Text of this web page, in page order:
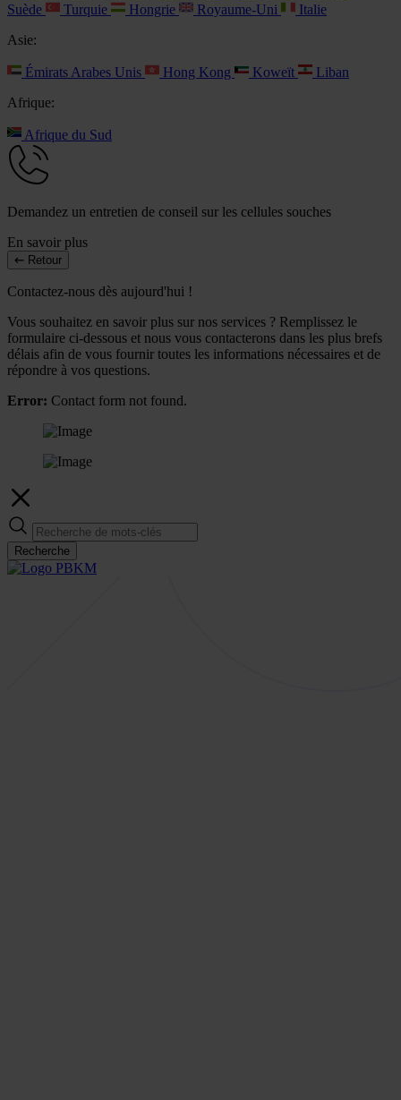
Suède
Turquie Hongrie Royaume-Uni
Italie
Asie:
Émirats Arabes Unis Hong Kong Koweït
Liban
Afrique:
Afrique du Sud
Demandez un entretien de conseil sur les cellules souches
En savoir plus
Retour
Contactez-nous dès aujourd'hui !
Vous souhaitez en savoir plus sur nos services ? Remplissez le
formulaire ci-dessous et nous vous contacterons dans les plus brefs
délais afin de vous fournir toutes les informations nécessaires et de
répondre à vos questions.
Error: Contact form not found.
Recherche